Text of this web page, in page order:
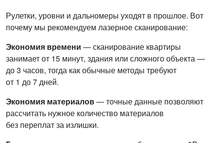
Рулетки, уровни и дальномеры уходят в прошлое. Вот
почему мы рекомендуем лазерное сканирование:
Экономия времени — сканирование квартиры
занимает от 15 минут, здания или сложного объекта —
до 3 часов, тогда как обычные методы требуют
от 1 до 7 дней.
Экономия материалов— точные данные позволяют
рассчитать нужное количество материалов
без переплат за излишки.